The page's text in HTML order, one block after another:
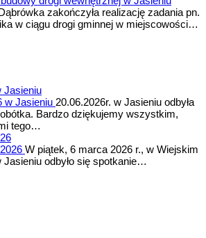
zakończyła realizację zadania pn.
w ciągu drogi gminnej w miejscowości…
Jasieniu
20.06.2026r. w Jasieniu odbyła
Bardzo dziękujemy wszystkim,
tego…
W piątek, 6 marca 2026 r., w Wiejskim
Jasieniu odbyło się spotkanie…